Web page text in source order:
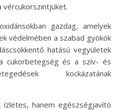
vércukorszintjüket.
gazdag, amelyek
védelmében a szabad gyökök
hatású vegyületek
cukorbetegség és a szív- és
kockázatának
hanem egészségjavító